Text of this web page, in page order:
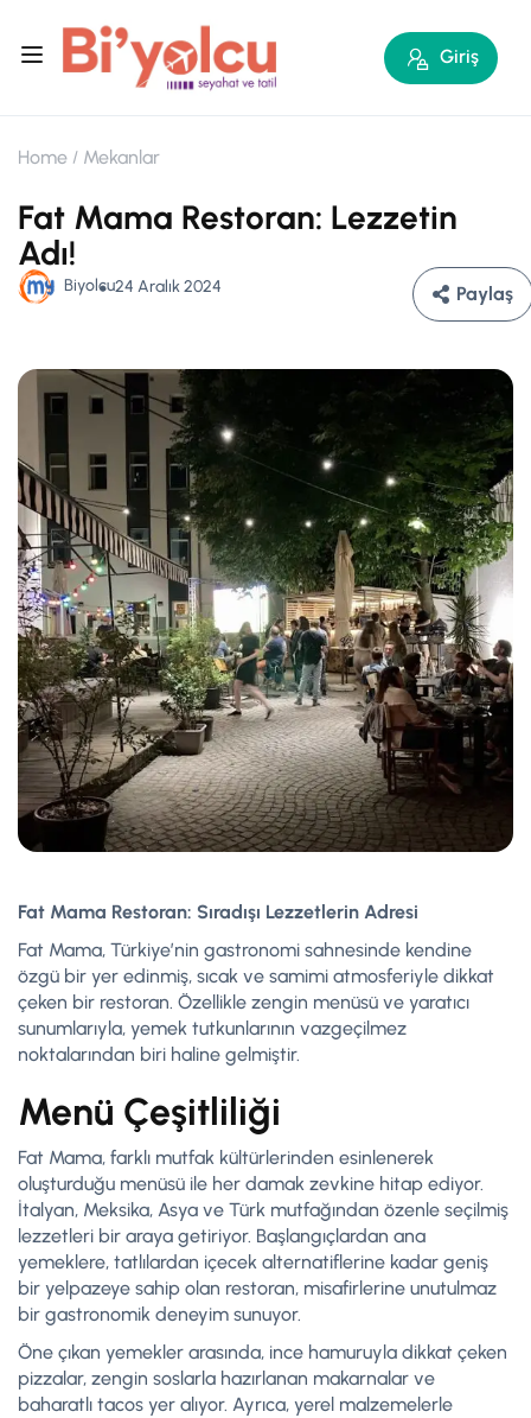
Giriş
Home Mekanlar
Fat Mama Restoran: Lezzetin
Adı!
Biyolcu24 Aralık 2024 Paylaş
Fat Mama Restoran: Sıradışı Lezzetlerin Adresi
Fat Mama, Türkiye’nin gastronomi sahnesinde kendine
özgü bir yer edinmiş, sıcak ve samimi atmosferiyle dikkat
çeken bir restoran. Özellikle zengin menüsü ve yaratıcı
sunumlarıyla, yemek tutkunlarının vazgeçilmez
noktalarından biri haline gelmiştir.
Menü Çeşitliliği
Fat Mama, farklı mutfak kültürlerinden esinlenerek
oluşturduğu menüsü ile her damak zevkine hitap ediyor.
İtalyan, Meksika, Asya ve Türk mutfağından özenle seçilmiş
lezzetleri bir araya getiriyor. Başlangıçlardan ana
yemeklere, tatlılardan içecek alternatiflerine kadar geniş
bir yelpazeye sahip olan restoran, misafirlerine unutulmaz
bir gastronomik deneyim sunuyor.
Öne çıkan yemekler arasında, ince hamuruyla dikkat çeken
pizzalar, zengin soslarla hazırlanan makarnalar ve
baharatlı tacos yer alıyor. Ayrıca, yerel malzemelerle